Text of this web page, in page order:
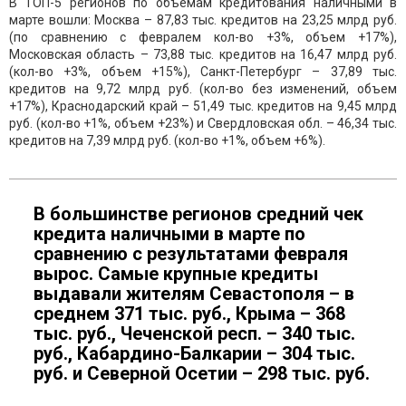
марте вошли: Москва – 87,83 тыс. кредитов на 23,25 млрд руб.
(по сравнению с февралем кол-во +3%, объем +17%),
Московская область – 73,88 тыс. кредитов на 16,47 млрд руб.
(кол-во +3%, объем +15%), Санкт-Петербург – 37,89 тыс.
кредитов на 9,72 млрд руб. (кол-во без изменений, объем
+17%), Краснодарский край – 51,49 тыс. кредитов на 9,45 млрд
руб. (кол-во +1%, объем +23%) и Свердловская обл. – 46,34 тыс.
кредитов на 7,39 млрд руб. (кол-во +1%, объем +6%).
В большинстве регионов средний чек
кредита наличными в марте по
сравнению с результатами февраля
вырос. Самые крупные кредиты
выдавали жителям Севастополя – в
среднем 371 тыс. руб., Крыма – 368
тыс. руб., Чеченской респ. – 340 тыс.
руб., Кабардино-Балкарии – 304 тыс.
руб. и Северной Осетии – 298 тыс. руб.